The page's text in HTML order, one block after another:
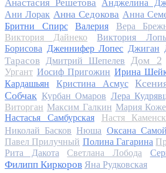
Анастасия Решетова Анджелина
Ани Лорак Анна Седокова Анна
Бритни Спирс
Валерия Вера
Виктория Дайнеко Виктория
Борисова Дженнифер Лопес Джиган
Тарасов
Дмитрий Шепелев Дом 2
Ургант Иосиф Пригожин Ирина
Кардашьян
Кристина Асмус
Собчак Курбан Омаров Лера
Виторган Максим Галкин Мария
Настасья Самбурская
Настя
Николай Басков Нюша Оксана
Павел Прилучный Полина Гагарина
Рита Дакота
Светлана Лобода
Филипп Киркоров Яна Рудковская